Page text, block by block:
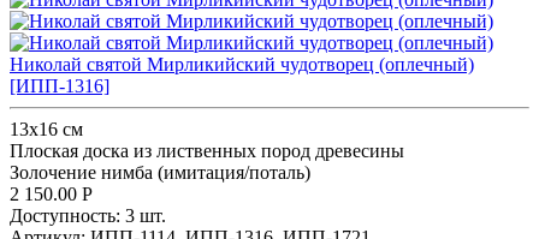
Николай святой Мирликийский чудотворец (оплечный)
[ИПП-1316]
13x16 см
Плоская доска из лиственных пород древесины
Золочение нимба (имитация/поталь)
2 150.00 Р
Доступность: 3 шт.